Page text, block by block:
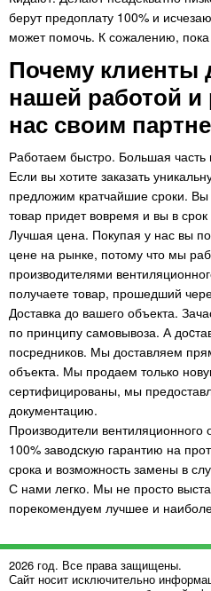
берут предоплату 100% и
может помочь. К сожалению,
Почему
нашей работой
нас своим
Работаем быстро. Большая часть
Если вы хотите заказать
предложим кратчайшие сроки.
товар придет вовремя и вы в срок
Лучшая цена. Покупая у нас вы
цене на рынке, потому что мы
производителями
получаете товар, прошедший
Доставка до вашего объекта.
по принципу самовывоза. А
посредников. Мы доставляем
объекта. Мы продаем только
сертифицированы, мы
документацию.
Производители
100% заводскую гарантию на
срока и возможность замены в
С нами легко. Мы не просто
порекомендуем лучшее и
2026 год. Все права защищены.
Сайт носит исключительно